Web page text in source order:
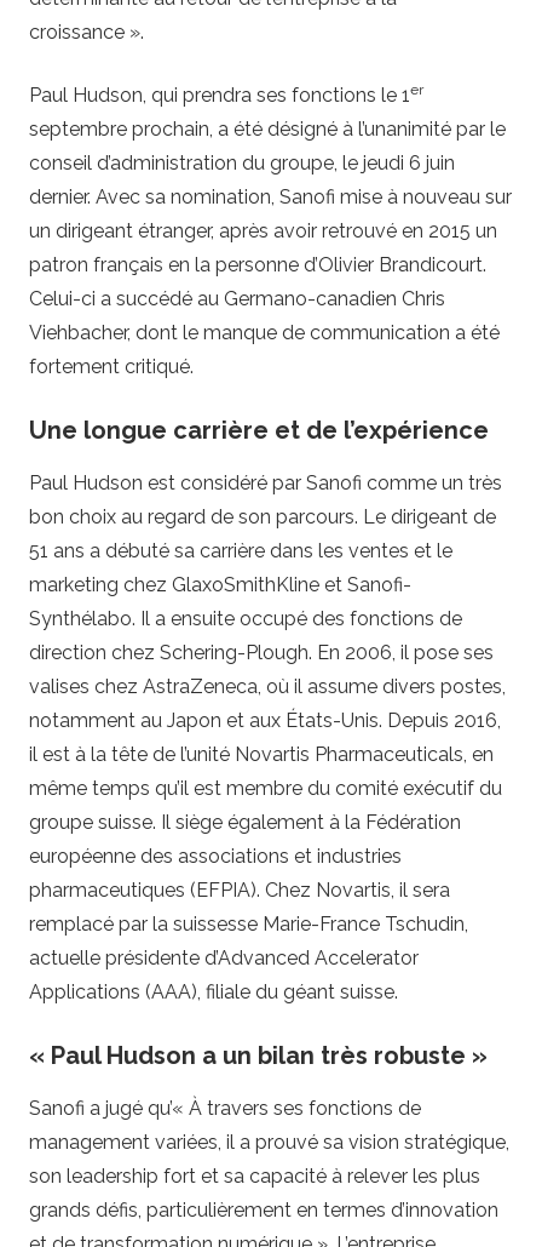
croissance ».
Paul Hudson, qui prendra ses fonctions le 1er
septembre prochain, a été désigné à l’unanimité par le
conseil d’administration du groupe, le jeudi 6 juin
dernier. Avec sa nomination, Sanofi mise à nouveau sur
un dirigeant étranger, après avoir retrouvé en 2015 un
patron français en la personne d’Olivier Brandicourt.
Celui-ci a succédé au Germano-canadien Chris
Viehbacher, dont le manque de communication a été
fortement critiqué.
Une longue carrière et de l’expérience
Paul Hudson est considéré par Sanofi comme un très
bon choix au regard de son parcours. Le dirigeant de
51 ans a débuté sa carrière dans les ventes et le
marketing chez GlaxoSmithKline et Sanofi-
Synthélabo. Il a ensuite occupé des fonctions de
direction chez Schering-Plough. En 2006, il pose ses
valises chez AstraZeneca, où il assume divers postes,
notamment au Japon et aux États-Unis. Depuis 2016,
il est à la tête de l’unité Novartis Pharmaceuticals, en
même temps qu’il est membre du comité exécutif du
groupe suisse. Il siège également à la Fédération
européenne des associations et industries
pharmaceutiques (EFPIA). Chez Novartis, il sera
remplacé par la suissesse Marie-France Tschudin,
actuelle présidente d’Advanced Accelerator
Applications (AAA), filiale du géant suisse.
« Paul Hudson a un bilan très robuste »
Sanofi a jugé qu’« À travers ses fonctions de
management variées, il a prouvé sa vision stratégique,
son leadership fort et sa capacité à relever les plus
grands défis, particulièrement en termes d’innovation